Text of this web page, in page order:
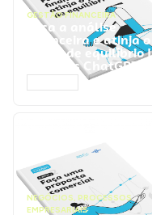
GESTÃO FINANCEIRA
Faça a análise
financeira e atinja o
ponto de equilíbrio |
Prompts ChatGPT
NEGÓCIOS, PROCESSOS
EMPRESARIAIS